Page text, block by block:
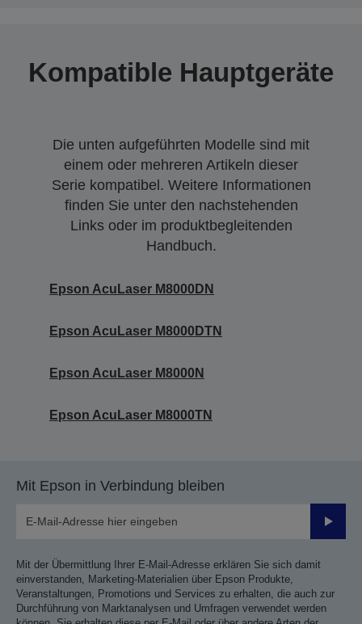
Kompatible Hauptgeräte
Die unten aufgeführten Modelle sind mit
einem oder mehreren Artikeln dieser
Serie kompatibel. Weitere Informationen
finden Sie unter den nachstehenden
Links oder im produktbegleitenden
Handbuch.
Epson AcuLaser M8000DN
Epson AcuLaser M8000DTN
Epson AcuLaser M8000N
Epson AcuLaser M8000TN
Mit Epson in Verbindung bleiben
Mit der Übermittlung Ihrer E-Mail-Adresse erklären Sie sich damit
einverstanden, Marketing-Materialien über Epson Produkte,
Veranstaltungen, Promotions und Services zu erhalten, die auch zur
Durchführung von Marktanalysen und Umfragen verwendet werden